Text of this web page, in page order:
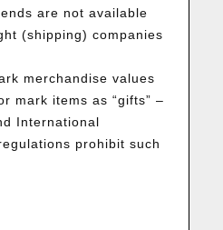
are not available
(shipping) companies
merchandise values
mark items as “gifts” –
International
prohibit such